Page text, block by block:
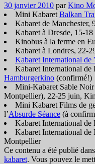
30 janvier 2010 parKino
Mini Kabaret Balkan
Kabaret de Manchester,
Kabaret à Dresde, 15-
Kinobus à la ferme en
Kabaret à Londres, 22-
Kabaret International de
Kabaret International
Hamburgerkino (confirmé!)
Mini-Kabaret Sable Noir
Montpellier), 22-25 juin,
Mini Kabaret Films de
l’Absurde Séance (à
Kabaret International de
Kabaret International
Montpellier
Ce contenu a été publié dans
kabaret. Vous pouvez le